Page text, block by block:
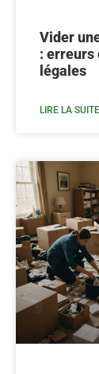
Vider
: erreurs
légales
LIRE LA